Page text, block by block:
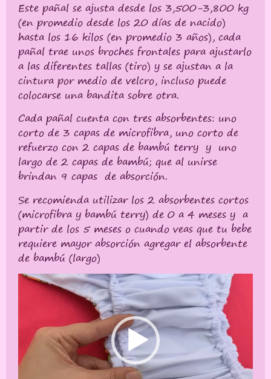
Este pañal se ajusta desde los 3,500-3,800 kg
(en promedio desde los 20 días de nacido)
hasta los 16 kilos (en promedio 3 años), cada
pañal trae unos broches frontales para ajustarlo
a las diferentes tallas (tiro) y se ajustan a la
cintura por medio de velcro, incluso puede
colocarse una bandita sobre otra.
Cada pañal cuenta con tres absorbentes: uno
corto de 3 capas de microfibra, uno corto de
refuerzo con 2 capas de bambú terry y uno
largo de 2 capas de bambú; que al unirse
brindan 9 capas de absorción.
Se recomienda utilizar los 2 absorbentes cortos
(microfibra y bambú terry) de 0 a 4 meses y a
partir de los 5 meses o cuando veas que tu bebe
requiere mayor absorción agregar el absorbente
de bambú (largo)
Reproductor